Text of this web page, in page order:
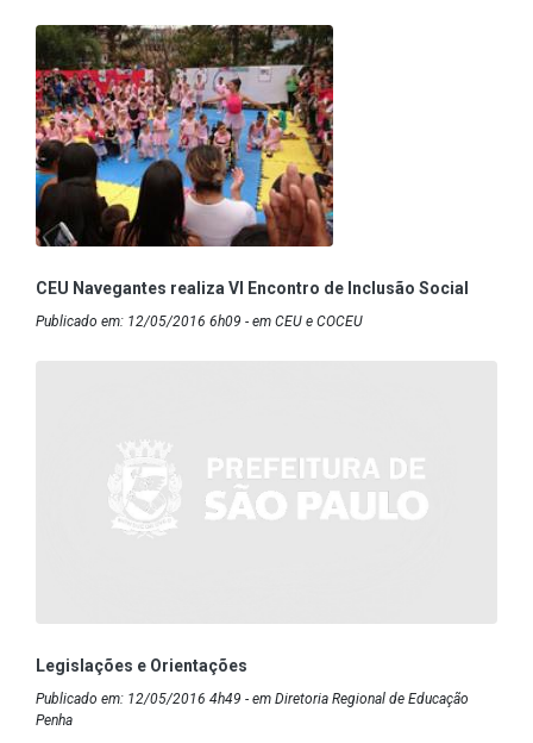
CEU Navegantes realiza VI Encontro de Inclusão Social
Publicado em: 12/05/2016 6h09 - em CEU e COCEU
Legislações e Orientações
Publicado em: 12/05/2016 4h49 - em Diretoria Regional de Educação
Penha